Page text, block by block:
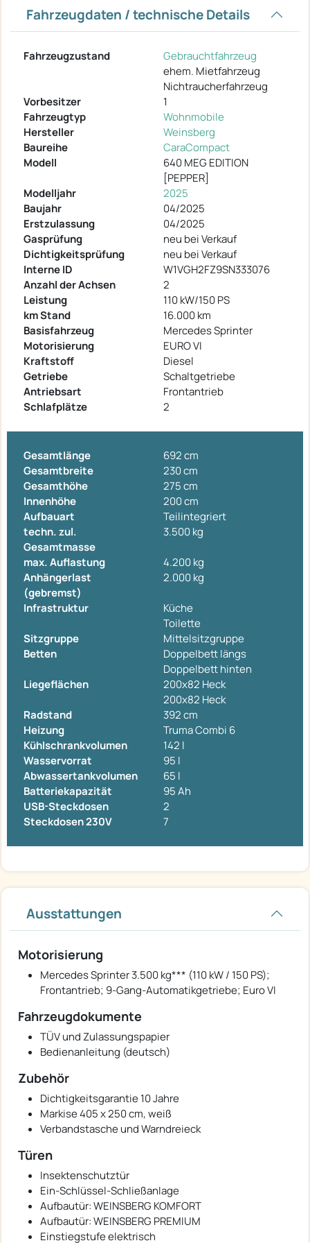
Fahrzeugdaten / technische Details
Fahrzeugzustand
Gebrauchtfahrzeug
ehem. Mietfahrzeug
Nichtraucherfahrzeug
Vorbesitzer
1
Fahrzeugtyp
Wohnmobile
Hersteller
Weinsberg
Baureihe
CaraCompact
Modell
640 MEG EDITION
[PEPPER]
Modelljahr
2025
Baujahr
04/2025
Erstzulassung
04/2025
Gasprüfung
neu bei Verkauf
Dichtigkeitsprüfung
neu bei Verkauf
Interne ID
W1VGH2FZ9SN333076
Anzahl der Achsen
2
Leistung
110 kW/150 PS
km Stand
16.000 km
Basisfahrzeug
Mercedes Sprinter
Motorisierung
EURO VI
Kraftstoff
Diesel
Getriebe
Schaltgetriebe
Antriebsart
Frontantrieb
Schlafplätze
2
Gesamtlänge
692 cm
Gesamtbreite
230 cm
Gesamthöhe
275 cm
Innenhöhe
200 cm
Aufbauart
Teilintegriert
techn. zul.
Gesamtmasse
3.500 kg
max. Auflastung
4.200 kg
Anhängerlast
(gebremst)
2.000 kg
Infrastruktur
Küche
Toilette
Sitzgruppe
Mittelsitzgruppe
Betten
Doppelbett längs
Doppelbett hinten
Liegeflächen
200x82 Heck
200x82 Heck
Radstand
392 cm
Heizung
Truma Combi 6
Kühlschrankvolumen
142 l
Wasservorrat
95 l
Abwassertankvolumen
65 l
Batteriekapazität
95 Ah
USB-Steckdosen
2
Steckdosen 230V
7
Ausstattungen
Motorisierung
Mercedes Sprinter 3.500 kg*** (110 kW / 150 PS);
Frontantrieb; 9-Gang-Automatikgetriebe; Euro VI
Fahrzeugdokumente
TÜV und Zulassungspapier
Bedienanleitung (deutsch)
Zubehör
Dichtigkeitsgarantie 10 Jahre
Markise 405 x 250 cm, weiß
Verbandstasche und Warndreieck
Türen
Insektenschutztür
Ein-Schlüssel-Schließanlage
Aufbautür: WEINSBERG KOMFORT
Aufbautür: WEINSBERG PREMIUM
Einstiegstufe elektrisch